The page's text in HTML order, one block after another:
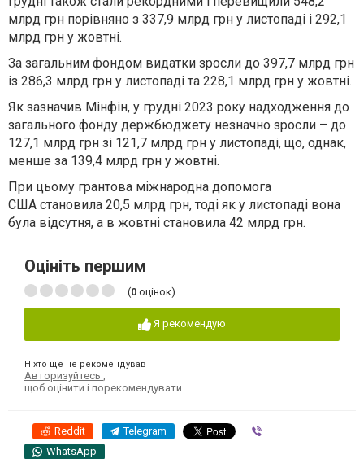
млрд грн порівняно з 337,9 млрд грн у листопаді і 292,1
млрд грн у жовтні.
За загальним фондом видатки зросли до 397,7 млрд грн
із 286,3 млрд грн у листопаді та 228,1 млрд грн у жовтні.
Як зазначив Мінфін, у грудні 2023 року надходження до
загального фонду держбюджету незначно зросли – до
127,1 млрд грн зі 121,7 млрд грн у листопаді, що, однак,
менше за 139,4 млрд грн у жовтні.
При цьому грантова міжнародна допомога
США становила 20,5 млрд грн, тоді як у листопаді вона
була відсутня, а в жовтні становила 42 млрд грн.
Оцініть першим
(0 оцінок)
Я рекомендую
Ніхто ще не рекомендував
Авторизуйтесь ,
щоб оцінити і порекомендувати
Reddit Telegram
WhatsApp